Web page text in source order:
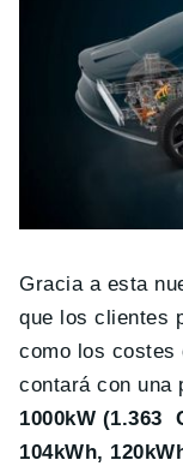
Gracia a esta
que los clientes
como los costes
contará con una
1000kW (1.363
104kWh,